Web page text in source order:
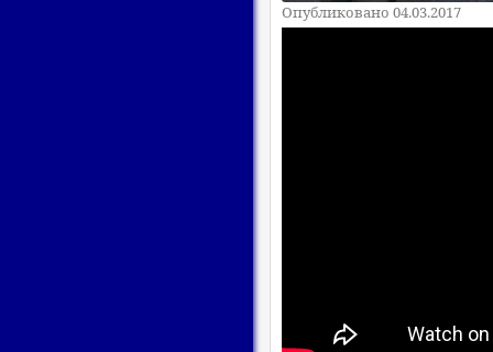
Опубликовано 04.03.2017